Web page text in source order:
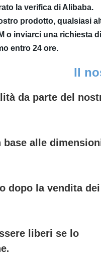
la verifica di Alibaba.
prodotto, qualsiasi
o inviarci una richiesta di
entro 24 ore.
Il
da parte del
alle
dopo la vendita dei
liberi se lo
.